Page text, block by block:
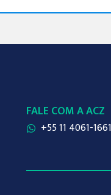
FALE COM A ACZ
+55 11 4061-1661